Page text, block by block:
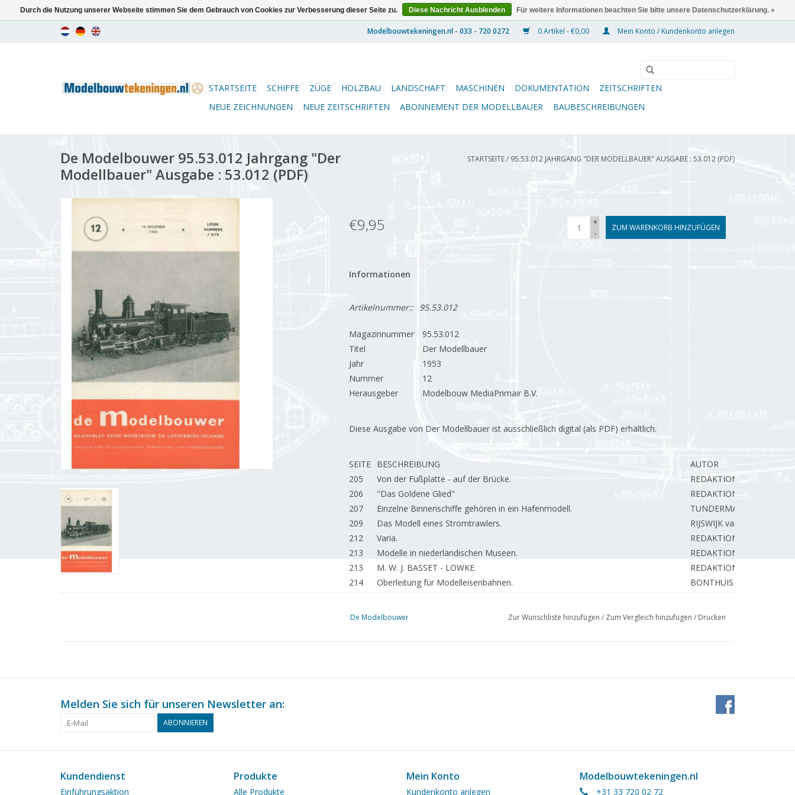
0 Artikel - €0,00 Mein Konto / Kundenkonto anlegen
STARTSEITE SCHIFFE ZÜGE HOLZBAU LANDSCHAFT MASCHINEN DOKUMENTATION
ZEITSCHRIFTEN
NEUE ZEICHNUNGEN
NEUE ZEITSCHRIFTEN ABONNEMENT DER MODELLBAUER BAUBESCHREIBUNGEN
De Modelbouwer 95.53.012 Jahrgang "Der
Modellbauer" Ausgabe : 53.012 (PDF)
STARTSEITE/ 95.53.012 JAHRGANG "DER MODELLBAUER" AUSGABE : 53.012 (PDF)
€9,95
+
-
ZUM WARENKORB HINZUFÜGEN
Informationen
Artikelnummer:: 95.53.012
Magazinnummer
95.53.012
Titel
Der Modellbauer
Jahr
1953
Nummer
12
Herausgeber
Modelbouw MediaPrimair B.V.
Diese Ausgabe von Der Modellbauer ist ausschließlich digital (als PDF) erhältlich.
SEITE BESCHREIBUNG
AUTOR
205
Von der Fußplatte - auf der Brücke.
REDAKTION.
206
"Das Goldene Glied"
REDAKTION.
207
Einzelne Binnenschiffe gehören in ein Hafenmodell.
TUNDERMAN B.
209
Das Modell eines Stromtrawlers.
RIJSWIJK van J.
212
Varia.
REDAKTION.
213
Modelle in niederländischen Museen.
REDAKTION.
213
M. W. J. BASSET - LOWKE.
REDAKTION.
214
Oberleitung für Modelleisenbahnen.
BONTHUIS J.
216
Das Modell des Monats : Brücke für die Modelleisenbahn.
NIEROP D.
De Modelbouwer Zur Wunschliste hinzufügen / Zum Vergleich hinzufügen / Drucken
Melden Sie sich für unseren Newsletter an:
ABONNIEREN
Kundendienst
Einführungsaktion
Produkte
Alle Produkte
Mein Konto
Kundenkonto anlegen
Modelbouwtekeningen.nl
+31 33 720 02 72
Durch die Nutzung unserer Webseite stimmen Sie dem Gebrauch von Cookies zur Verbesserung dieser Seite zu. Diese Nachricht Ausblenden Für weitere Informationen beachten Sie bitte unsere Datenschutzerklärung. »